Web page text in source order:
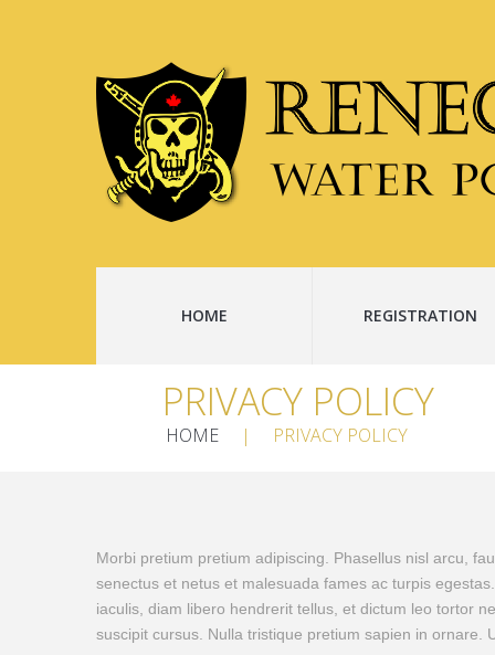
HOME REGISTRATION
PRIVACY POLICY
HOME PRIVACY POLICY
Morbi pretium pretium adipiscing. Phasellus nisl arcu,
senectus et netus et malesuada fames ac turpis
iaculis, diam libero hendrerit tellus, et dictum leo tortor
suscipit cursus. Nulla tristique pretium sapien in ornare.